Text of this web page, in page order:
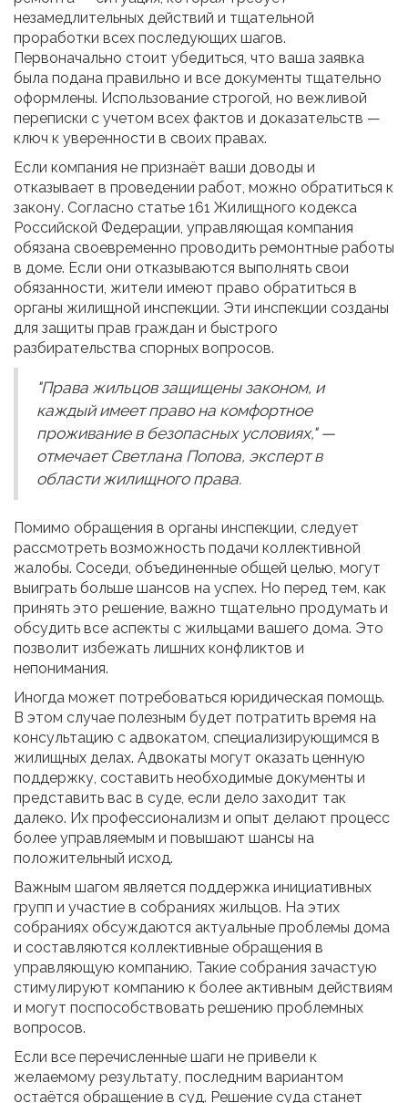
незамедлительных действий и тщательной
проработки всех последующих шагов.
Первоначально стоит убедиться, что ваша заявка
была подана правильно и все документы тщательно
оформлены. Использование строгой, но вежливой
переписки с учетом всех фактов и доказательств —
ключ к уверенности в своих правах.
Если компания не признаёт ваши доводы и
отказывает в проведении работ, можно обратиться к
закону. Согласно статье 161 Жилищного кодекса
Российской Федерации, управляющая компания
обязана своевременно проводить ремонтные работы
в доме. Если они отказываются выполнять свои
обязанности, жители имеют право обратиться в
органы жилищной инспекции. Эти инспекции созданы
для защиты прав граждан и быстрого
разбирательства спорных вопросов.
"Права жильцов защищены законом, и
каждый имеет право на комфортное
проживание в безопасных условиях," —
отмечает Светлана Попова, эксперт в
области жилищного права.
Помимо обращения в органы инспекции, следует
рассмотреть возможность подачи коллективной
жалобы. Соседи, объединенные общей целью, могут
выиграть больше шансов на успех. Но перед тем, как
принять это решение, важно тщательно продумать и
обсудить все аспекты с жильцами вашего дома. Это
позволит избежать лишних конфликтов и
непонимания.
Иногда может потребоваться юридическая помощь.
В этом случае полезным будет потратить время на
консультацию с адвокатом, специализирующимся в
жилищных делах. Адвокаты могут оказать ценную
поддержку, составить необходимые документы и
представить вас в суде, если дело заходит так
далеко. Их профессионализм и опыт делают процесс
более управляемым и повышают шансы на
положительный исход.
Важным шагом является поддержка инициативных
групп и участие в собраниях жильцов. На этих
собраниях обсуждаются актуальные проблемы дома
и составляются коллективные обращения в
управляющую компанию. Такие собрания зачастую
стимулируют компанию к более активным действиям
и могут поспособствовать решению проблемных
вопросов.
Если все перечисленные шаги не привели к
желаемому результату, последним вариантом
остаётся обращение в суд. Решение суда станет